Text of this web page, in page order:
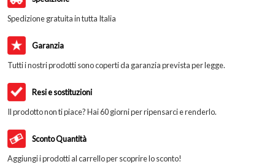
Spedizione gratuita in tutta Italia
Garanzia
Tutti i nostri prodotti sono coperti da garanzia prevista per legge.
Resi e sostituzioni
Il prodotto non ti piace? Hai 60 giorni per ripensarci e renderlo.
Sconto Quantità
Aggiungi i prodotti al carrello per scoprire lo sconto!